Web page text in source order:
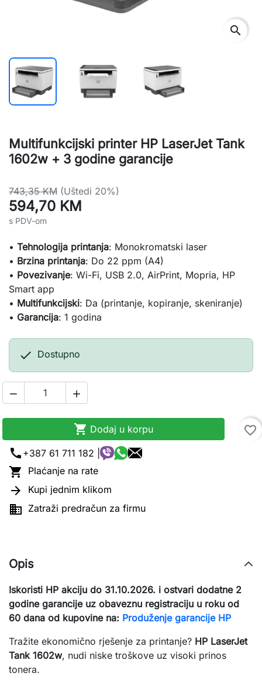
search
Multifunkcijski printer HP LaserJet Tank
1602w + 3 godine garancije
743,35 KM (Uštedi 20%)
594,70 KM
s PDV-om
• Tehnologija printanja: Monokromatski laser
• Brzina printanja: Do 22 ppm (A4)
• Povezivanje: Wi-Fi, USB 2.0, AirPrint, Mopria, HP
Smart app
• Multifunkcijski: Da (printanje, kopiranje, skeniranje)
• Garancija: 1 godina
 Dostupno
 
 Dodaj u korpu
favorite_border
call +387 61 711 182 |
 Plaćanje na rate
 Kupi jednim klikom
 Zatraži predračun za firmu
Opis
Iskoristi HP akciju do 31.10.2026. i ostvari dodatne 2
godine garancije uz obaveznu registraciju u roku od
60 dana od kupovine na: Produženje garancije HP
Tražite ekonomično rješenje za printanje? HP LaserJet
Tank 1602w, nudi niske troškove uz visoki prinos
tonera.